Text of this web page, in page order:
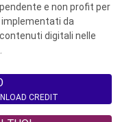
e non profit per
da
digitali nelle
CREDIT